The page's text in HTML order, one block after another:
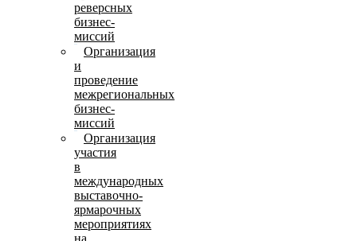
реверсных
бизнес-
миссий
Организация
и
проведение
межрегиональных
бизнес-
миссий
Организация
участия
в
международных
выставочно-
ярмарочных
мероприятиях
на